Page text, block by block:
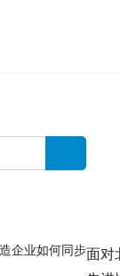
面对
企业如何同步